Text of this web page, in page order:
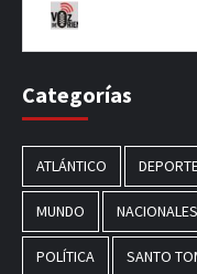
Categorías
ATLÁNTICO
MUNDO NACIONALES
POLÍTICA SANTO